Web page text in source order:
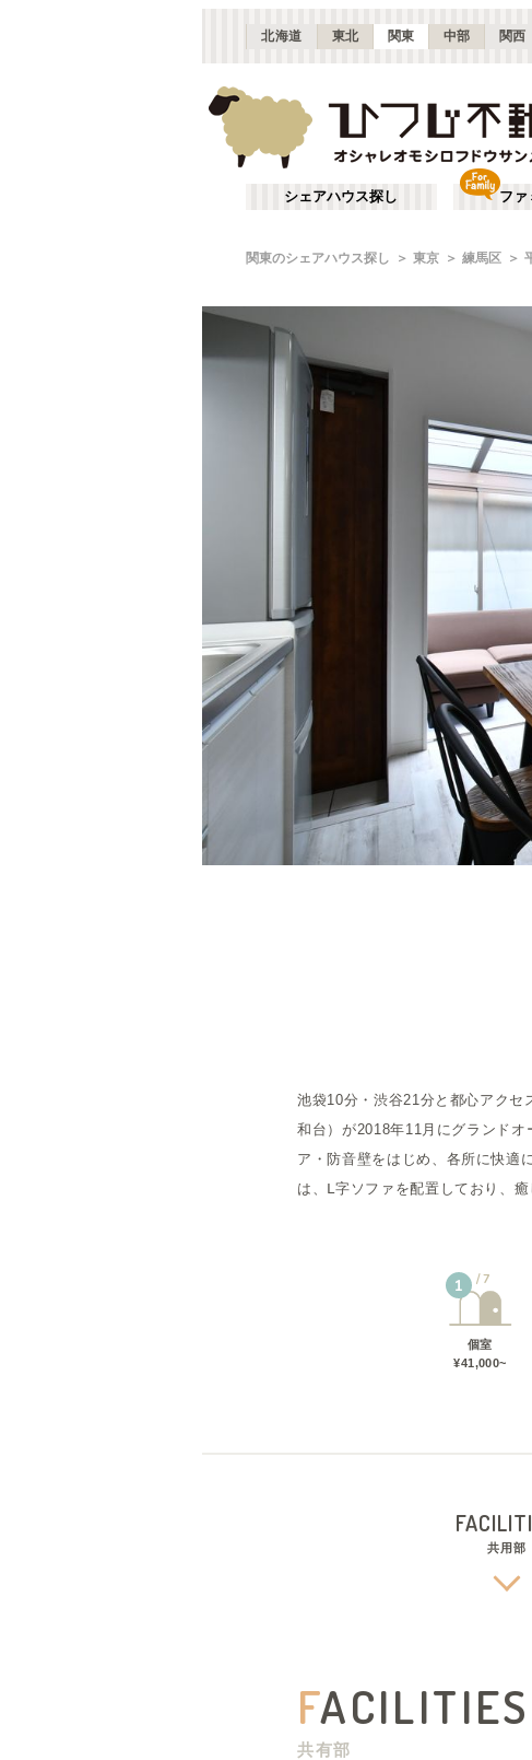
北海道 東北 関東 中部 関西
シェアハウス探し ファ
関東のシェアハウス探し 東京 練馬区
運営者
池袋10分・渋谷21分と都心アク
和台）が2018年11月にグランド
ア・防音壁をはじめ、各所に快適
は、Ⅼ字ソファを配置しており、
1 7
個室
¥41,000~
共用部
FACILITIES
共有部